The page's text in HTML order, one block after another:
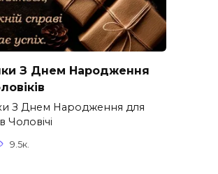
З Днем Народження
З Днем Народження для
Чоловічі
9.5к.